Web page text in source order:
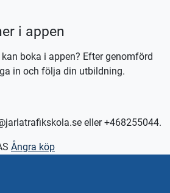
i appen
boka i appen? Efter genomförd
in och följa din utbildning.
eller +468255044.
Ångra köp